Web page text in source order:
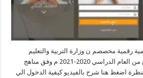
ن وزارة التربية والتعليم
للصفوف 1 الي الصف الرابع من العام الدراسي 2020-2021 م وفق مناهج
شرح بالفيديو كيفية الدخول الي